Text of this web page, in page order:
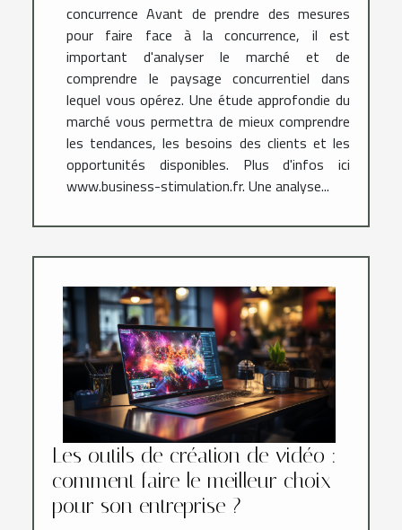
concurrence Avant de prendre des mesures
pour faire face à la concurrence, il est
important d'analyser le marché et de
comprendre le paysage concurrentiel dans
lequel vous opérez. Une étude approfondie du
marché vous permettra de mieux comprendre
les tendances, les besoins des clients et les
opportunités disponibles. Plus d'infos ici
www.business-stimulation.fr. Une analyse...
Les outils de création de vidéo :
comment faire le meilleur choix
pour son entreprise ?